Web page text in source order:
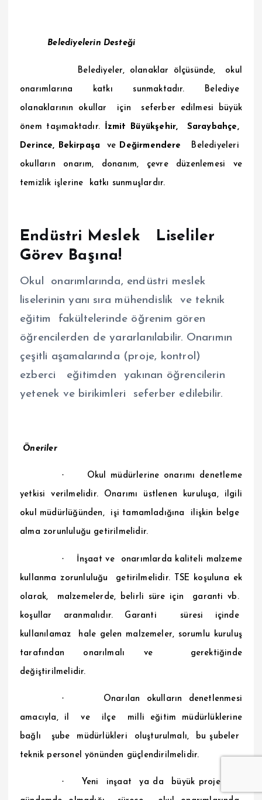
Belediyelerin Desteği
Belediyeler, olanaklar ölçüsünde, okul
onarımlarına katkı sunmaktadır. Belediye
olanaklarının okullar için seferber edilmesi büyük
önem taşımaktadır. İzmit Büyükşehir, Saraybahçe,
Derince, Bekirpaşa ve Değirmendere Belediyeleri
okulların onarım, donanım, çevre düzenlemesi ve
temizlik işlerine katkı sunmuşlardır.
Endüstri Meslek Liseliler
Görev Başına!
Okul onarımlarında, endüstri meslek
liselerinin yanı sıra mühendislik ve teknik
eğitim fakültelerinde öğrenim gören
öğrencilerden de yararlanılabilir. Onarımın
çeşitli aşamalarında (proje, kontrol)
ezberci eğitimden yakınan öğrencilerin
yetenek ve birikimleri seferber edilebilir.
Öneriler
· Okul müdürlerine onarımı denetleme
yetkisi verilmelidir. Onarımı üstlenen kuruluşa, ilgili
okul müdürlüğünden, işi tamamladığına ilişkin belge
alma zorunluluğu getirilmelidir.
· İnşaat ve onarımlarda kaliteli malzeme
kullanma zorunluluğu getirilmelidir. TSE koşuluna ek
olarak, malzemelerde, belirli süre için garanti vb.
koşullar aranmalıdır. Garanti süresi içinde
kullanılamaz hale gelen malzemeler, sorumlu kuruluş
tarafından onarılmalı ve gerektiğinde
değiştirilmelidir.
· Onarılan okulların denetlenmesi
amacıyla, il ve ilçe milli eğitim müdürlüklerine
bağlı şube müdürlükleri oluşturulmalı, bu şubeler
teknik personel yönünden güçlendirilmelidir.
· Yeni inşaat ya da büyük projeler